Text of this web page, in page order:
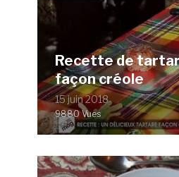
Recette de
façon créole
15 juin 2018
9880 Vues